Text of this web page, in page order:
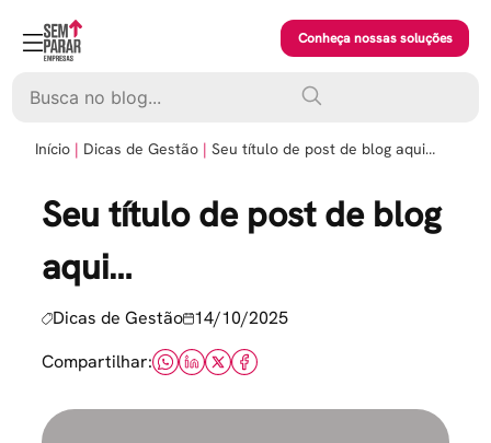
content
Conheça nossas soluções
Início Dicas de Gestão Seu título de post de blog aqui…
Seu título de post de blog
aqui…
Dicas de Gestão 14/10/2025
Compartilhar: